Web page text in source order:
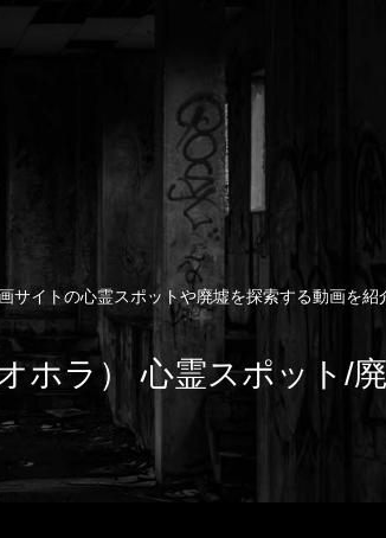
サイトの心霊スポットや廃墟を探索する動画を紹
ホラ） 心霊スポット/